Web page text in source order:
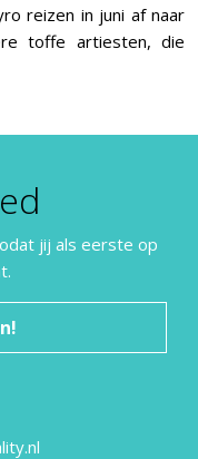
reizen in juni af naar
toffe artiesten, die
jij als eerste op